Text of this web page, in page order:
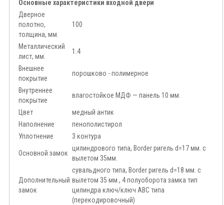
Основные характеристики входной двери
Дверное
полотно,
толщина, мм.
100
Металлический
лист, мм.
1.4
Внешнее
покрытие
порошково - полимерное
Внутреннее
покрытие
влагостойкое МДФ — панель 10 мм.
Цвет
медный антик
Наполнение
пенополистирол
Уплотнение
3 контура
Основной замок
цилиндрового типа, Border ригель d=17 мм. с
вылетом 35мм.
Дополнительный
замок
сувальдного типа, Border ригель d=18 мм. с
вылетом 35 мм., 4 полуоборота замка тип
цилиндра ключ/ключ АВС типа
(перекодировочный)